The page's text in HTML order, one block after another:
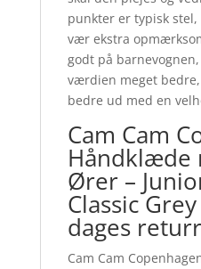
punkter er typisk
vær ekstra
godt på
værdien meget
bedre ud med en
Cam Cam
Håndklæde
Ører –
Classic
dages
Cam Cam